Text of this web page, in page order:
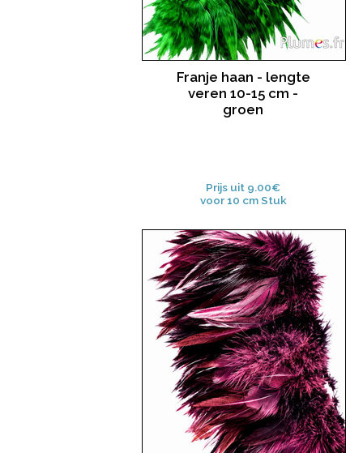
Franje haan - lengte
veren 10-15 cm -
groen
Prijs uit 9.00€
voor 10 cm Stuk